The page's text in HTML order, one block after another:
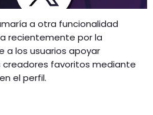
a otra funcionalidad
recientemente por la
a los usuarios apoyar
favoritos mediante
el perfil.